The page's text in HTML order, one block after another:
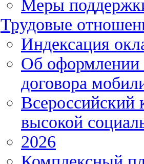
Меры
Трудовые
Индексация
Об оформлении
договора
Всероссийский
высокой
2026